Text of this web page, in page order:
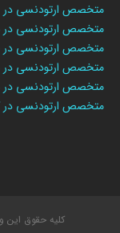
متخصص ارتودنسی در
متخصص ارتودنسی در
متخصص ارتودنسی در
متخصص ارتودنسی
متخصص ارتودنسی
متخصص ارتودنسی در
کلیه حقوق